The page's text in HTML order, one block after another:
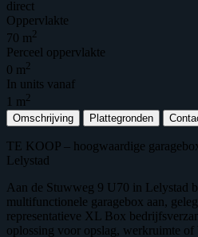
direct
Oppervlakte
70 m2
Perceel oppervlakte
0 m2
In units vanaf
1 m2
Omschrijving
Plattegronden
TE KOOP – hoogwaardige
Lelystad
Aan de Stuwweg 9 U70 in Lelystad
multifunctionele garagebox aan,
representatieve XL Box
oplossing voor opslag, werkruimte